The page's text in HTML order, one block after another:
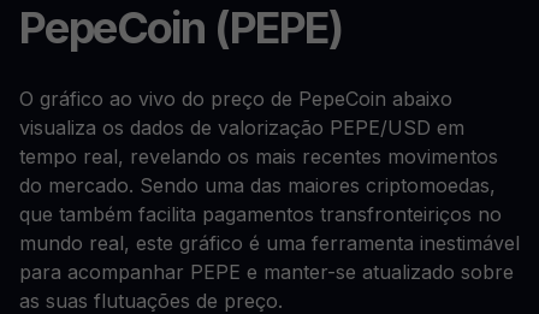
PepeCoin (PEPE)
O gráfico ao vivo do preço de PepeCoin abaixo
visualiza os dados de valorização PEPE/USD em
tempo real, revelando os mais recentes movimentos
do mercado. Sendo uma das maiores criptomoedas,
que também facilita pagamentos transfronteiriços no
mundo real, este gráfico é uma ferramenta inestimável
para acompanhar PEPE e manter-se atualizado sobre
as suas flutuações de preço.